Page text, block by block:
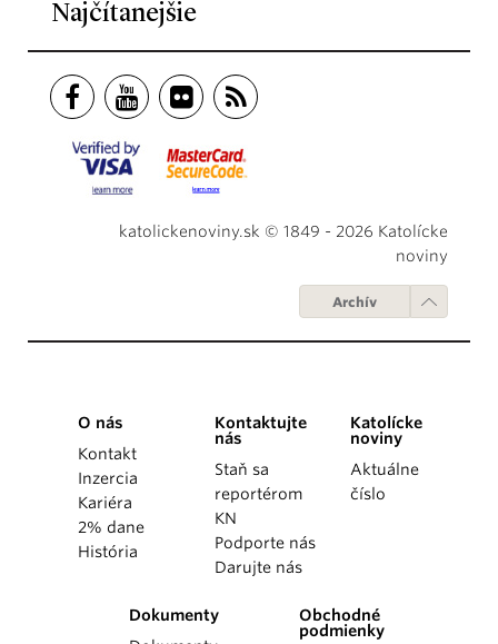
Najčítanejšie
katolickenoviny.sk © 1849 - 2026 Katolícke
noviny
Archív
O nás
Kontakt
Inzercia
Kariéra
2% dane
História
Kontaktujte
nás
Staň sa
reportérom
KN
Podporte nás
Darujte nás
Katolícke
noviny
Aktuálne
číslo
Dokumenty
Obchodné
podmienky